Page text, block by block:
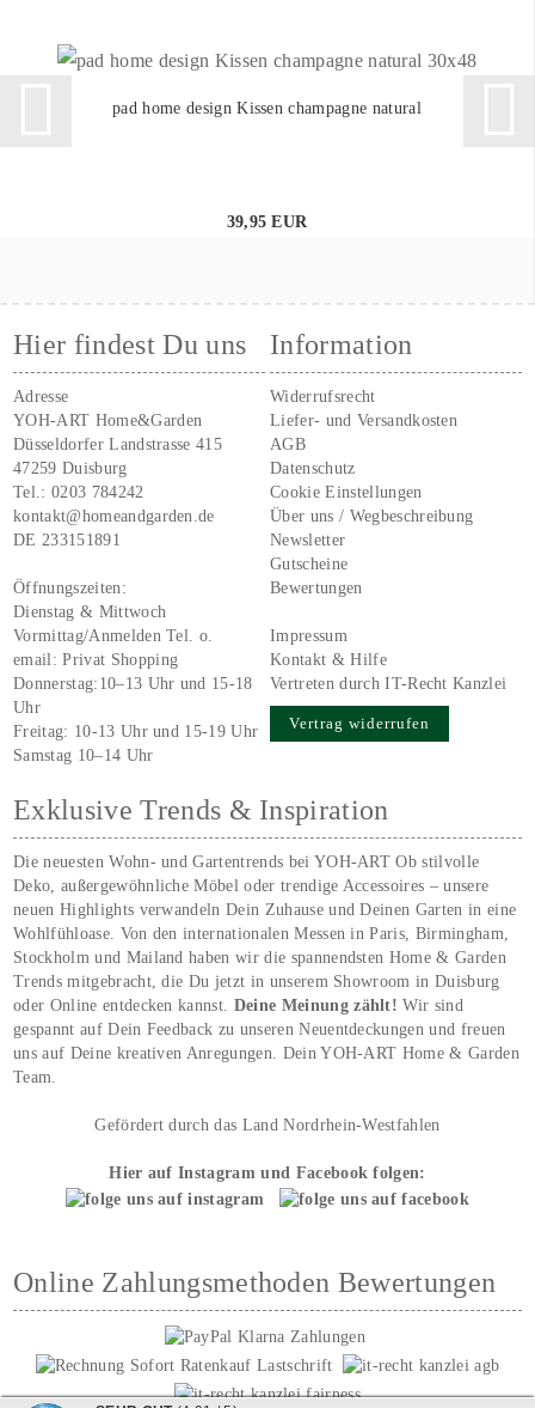
pad home design Kissen champagne natural
39,95 EUR
Hier findest Du uns
Adresse
YOH-ART Home&Garden
Düsseldorfer Landstrasse 415
47259 Duisburg
Tel.:0203 784242
kontakt@homeandgarden.de
DE 233151891
Öffnungszeiten:
Dienstag & Mittwoch
Vormittag/Anmelden Tel. o.
email:Privat Shopping
Donnerstag:10–13 Uhr und 15-18
Uhr
Freitag: 10-13 Uhr und 15-19 Uhr
Samstag 10–14 Uhr
Information
Widerrufsrecht
Liefer- und Versandkosten
AGB
Datenschutz
Cookie Einstellungen
Über uns / Wegbeschreibung
Newsletter
Gutscheine
Bewertungen
Impressum
Kontakt & Hilfe
Vertreten durch IT-Recht Kanzlei
Vertrag widerrufen
Exklusive Trends & Inspiration
Die neuesten Wohn- und Gartentrends bei YOH‑ART Ob stilvolle
Deko, außergewöhnliche Möbel oder trendige Accessoires – unsere
neuen Highlights verwandeln Dein Zuhause und Deinen Garten in eine
Wohlfühloase. Von den internationalen Messen in Paris, Birmingham,
Stockholm und Mailand haben wir die spannendsten Home & Garden
Trends mitgebracht, die Du jetzt in unserem Showroom in Duisburg
oder Online entdecken kannst. Deine Meinung zählt!Wir sind
gespannt auf Dein Feedback zu unseren Neuentdeckungen und freuen
uns auf Deine kreativen Anregungen. Dein YOH‑ART Home & Garden
Team.
Gefördert durch das Land Nordrhein-Westfahlen
Hier auf Instagram und Facebook folgen:
Online Zahlungsmethoden Bewertungen